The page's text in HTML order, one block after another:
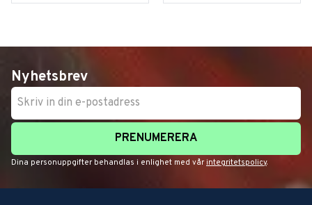
Nyhetsbrev
PRENUMERERA
Dina personuppgifter behandlas i enlighet med vår integritetspolicy.